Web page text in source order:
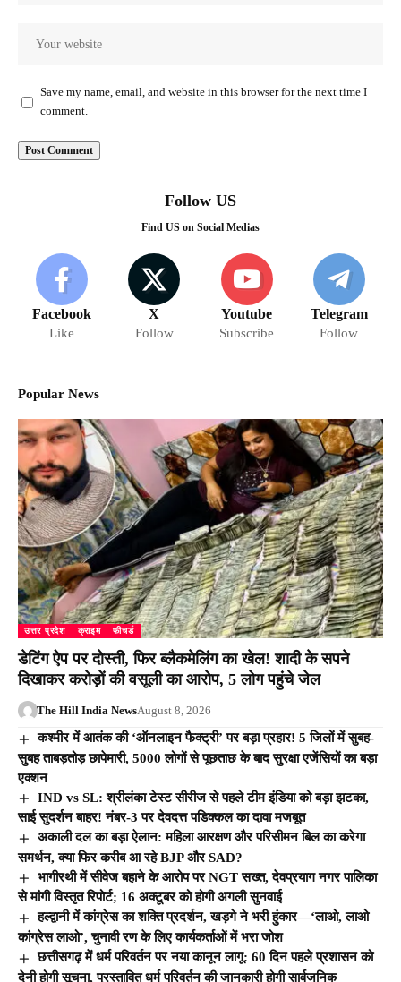
Save my name, email, and website in this browser for the next time I
comment.
Follow US
Find US on Social Medias
Facebook
Like
X
Follow
Youtube
Subscribe
Telegram
Follow
Popular News
उत्तर प्रदेश क्राइम फीचर्ड
डेटिंग ऐप पर दोस्ती, फिर ब्लैकमेलिंग का खेल! शादी के सपने
दिखाकर करोड़ों की वसूली का आरोप, 5 लोग पहुंचे जेल
The Hill India NewsAugust 8, 2026
कश्मीर में आतंक की ‘ऑनलाइन फैक्ट्री’ पर बड़ा प्रहार! 5 जिलों में सुबह-
सुबह ताबड़तोड़ छापेमारी, 5000 लोगों से पूछताछ के बाद सुरक्षा एजेंसियों का बड़ा
एक्शन
IND vs SL: श्रीलंका टेस्ट सीरीज से पहले टीम इंडिया को बड़ा झटका,
साई सुदर्शन बाहर! नंबर-3 पर देवदत्त पडिक्कल का दावा मजबूत
अकाली दल का बड़ा ऐलान: महिला आरक्षण और परिसीमन बिल का करेगा
समर्थन, क्या फिर करीब आ रहे BJP और SAD?
भागीरथी में सीवेज बहाने के आरोप पर NGT सख्त, देवप्रयाग नगर पालिका
से मांगी विस्तृत रिपोर्ट; 16 अक्टूबर को होगी अगली सुनवाई
हल्द्वानी में कांग्रेस का शक्ति प्रदर्शन, खड़गे ने भरी हुंकार—‘लाओ, लाओ
कांग्रेस लाओ’, चुनावी रण के लिए कार्यकर्ताओं में भरा जोश
छत्तीसगढ़ में धर्म परिवर्तन पर नया कानून लागू: 60 दिन पहले प्रशासन को
देनी होगी सूचना, प्रस्तावित धर्म परिवर्तन की जानकारी होगी सार्वजनिक